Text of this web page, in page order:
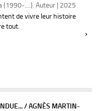
(1990-....). Auteur | 2025
de vivre leur histoire
tout.
/ AGNÈS MARTIN-